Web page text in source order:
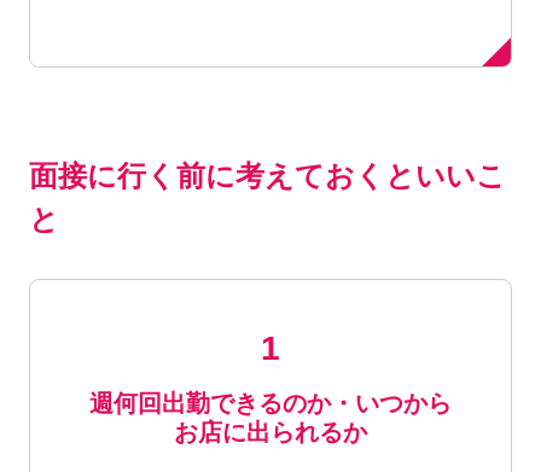
面接に行く前に考えておくといいこ
と
週何回出勤できるのか・いつから
お店に出られるか